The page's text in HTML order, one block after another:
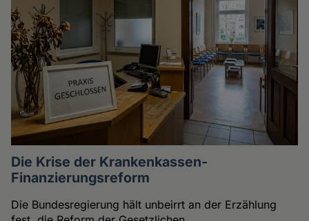
Die Krise der Krankenkassen-
Finanzierungsreform
Die Bundesregierung hält unbeirrt an der Erzählung